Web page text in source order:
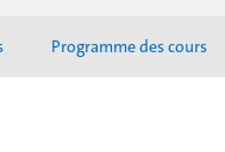
Programme des cours